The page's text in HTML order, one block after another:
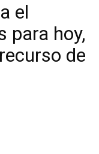
el
para hoy,
de